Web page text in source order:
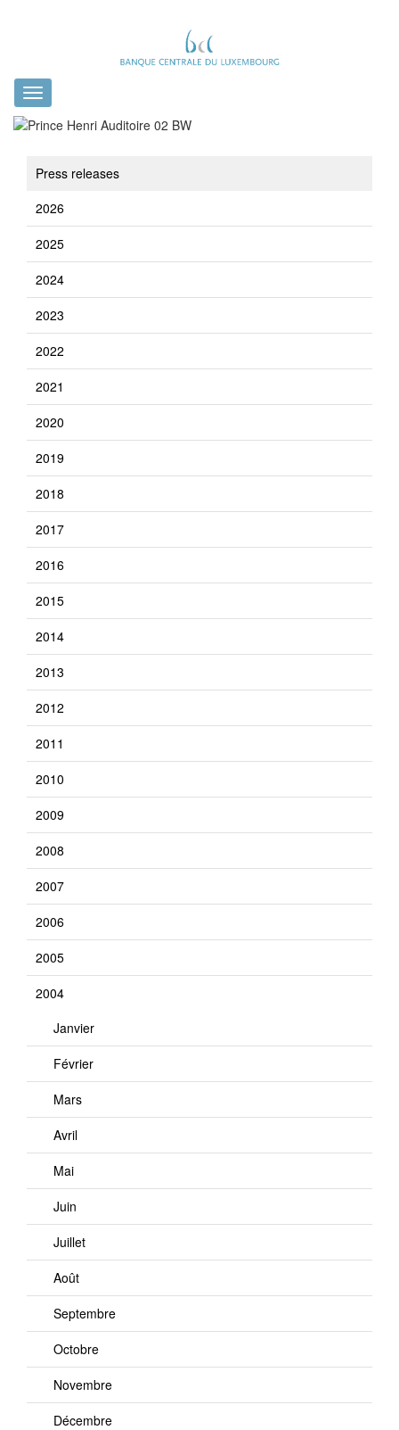
Toggle
navigation
Press releases
2026
2025
2024
2023
2022
2021
2020
2019
2018
2017
2016
2015
2014
2013
2012
2011
2010
2009
2008
2007
2006
2005
2004
Janvier
Février
Mars
Avril
Mai
Juin
Juillet
Août
Septembre
Octobre
Novembre
Décembre